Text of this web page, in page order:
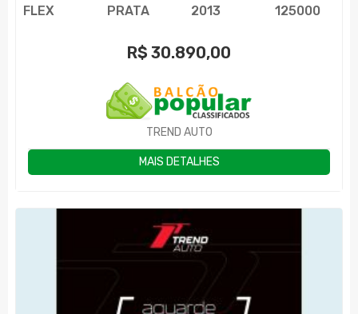
FLEX PRATA 2013 125000
R$ 30.890,00
TREND AUTO
MAIS DETALHES